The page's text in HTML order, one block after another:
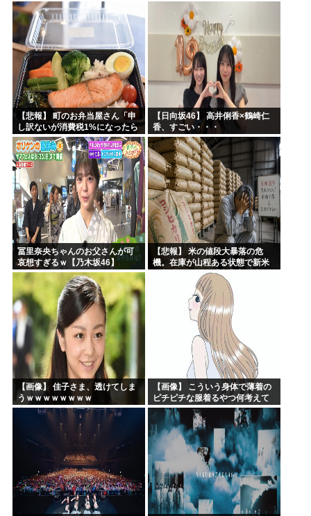
ｗｗｗｗｗｗｗｗｗｗｗｗｗｗ
【悲報】 町のお弁当屋さん「申
し訳ないが消費税1%になったら
その分商品代を値上げするわ」
【日向坂46】 高井俐香×鶴崎仁
香、すごい・・・
冨里奈央ちゃんのお父さんが可
哀想すぎるｗ【乃木坂46】
【悲報】 米の値段大暴落の危
機。在庫が山程ある状態で新米
の収穫始まる。「米農家が生活
【画像】 佳子さま、透けてしま
うｗｗｗｗｗｗｗｗ
【画像】 こういう身体で薄着の
ピチピチな服着るやつ何考えて
るんだよ